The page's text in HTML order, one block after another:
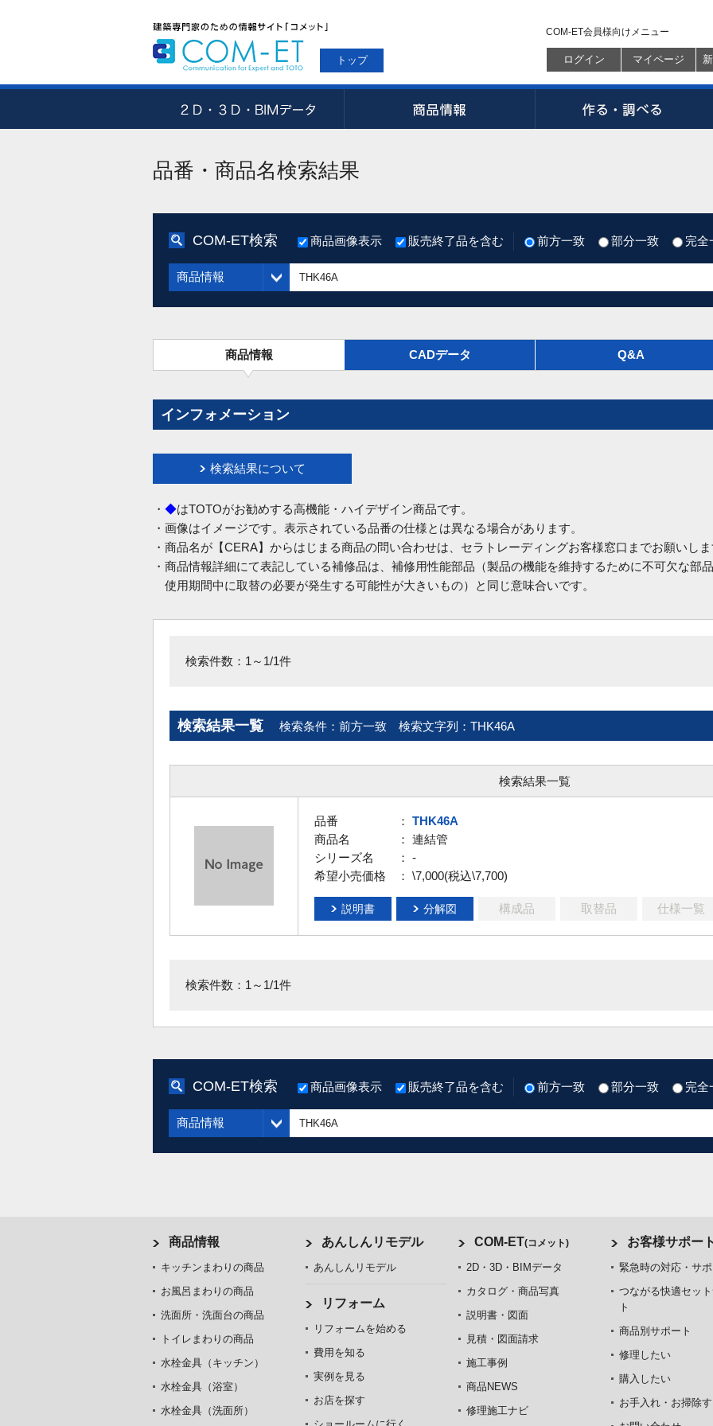
トップ
COM-ET会員様向けメニュー
ログイン マイページ
品番・商品名検索結果
COM-ET検索 商品画像表示 販売終了品を含む 前方一致 部分一致 完全
商品情報
商品情報 CADデータ Q&A
インフォメーション
検索結果について
・ ◆はTOTOがお勧めする高機能・ハイデザイン商品です。
・画像はイメージです。表示されている品番の仕様とは異なる場合があります。
・商品名が【CERA】からはじまる商品の問い合わせは、セラトレーディングお客様窓口までお願いしま
・商品情報詳細にて表記している補修品は、補修用性能部品（製品の機能を維持するために不可欠な部品
使用期間中に取替の必要が発生する可能性が大きいもの）と同じ意味合いです。
検索件数：1～1/1件
検索結果一覧 検索条件：前方一致 検索文字列：THK46A
検索結果一覧
品番 ： THK46A
商品名
： 連結管
シリーズ名
： -
希望小売価格
： \7,000(税込\7,700)
説明書 分解図 構成品 取替品 仕様一覧
検索件数：1～1/1件
COM-ET検索 商品画像表示 販売終了品を含む 前方一致 部分一致 完全
商品情報
商品情報
キッチンまわりの商品
お風呂まわりの商品
洗面所・洗面台の商品
トイレまわりの商品
水栓金具（キッチン）
水栓金具（浴室）
水栓金具（洗面所）
あんしんリモデル
あんしんリモデル
リフォーム
リフォームを始める
費用を知る
実例を見る
お店を探す
COM-ET(コメット)
2D・3D・BIMデータ
カタログ・商品写真
説明書・図面
見積・図面請求
施工事例
商品NEWS
修理施工ナビ
お客様サポート
緊急時の対応・サポ
つながる快適セッ
ト
商品別サポート
修理したい
購入したい
お手入れ・お掃除